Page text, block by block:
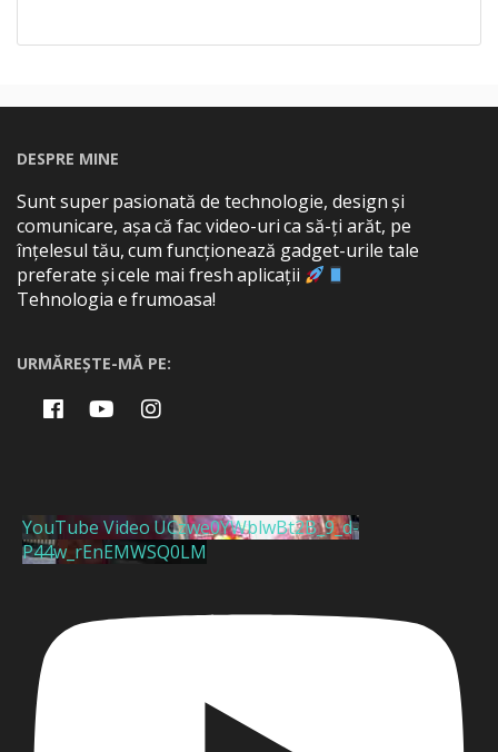
DESPRE MINE
Sunt super pasionată de technologie, design și
comunicare, așa că fac video-uri ca să-ți arăt, pe
înțelesul tău, cum funcționează gadget-urile tale
preferate și cele mai fresh aplicații
Tehnologia e frumoasa!
URMĂREȘTE-MĂ PE:
YouTube Video UCzwe0YWblwBt2B_9_d-
P44w_rEnEMWSQ0LM